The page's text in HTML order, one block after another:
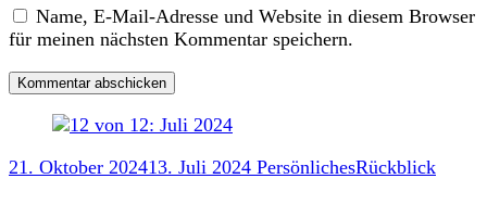
Name, E-Mail-Adresse und Website in diesem Browser
für meinen nächsten Kommentar speichern.
Post
21. Oktober 202413. Juli 2024 PersönlichesRückblick